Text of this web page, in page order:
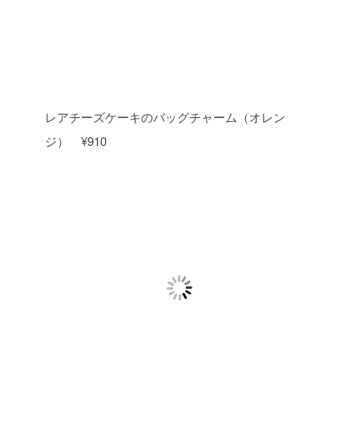
レアチーズケーキのバッグチャーム（オレン
ジ） ¥910